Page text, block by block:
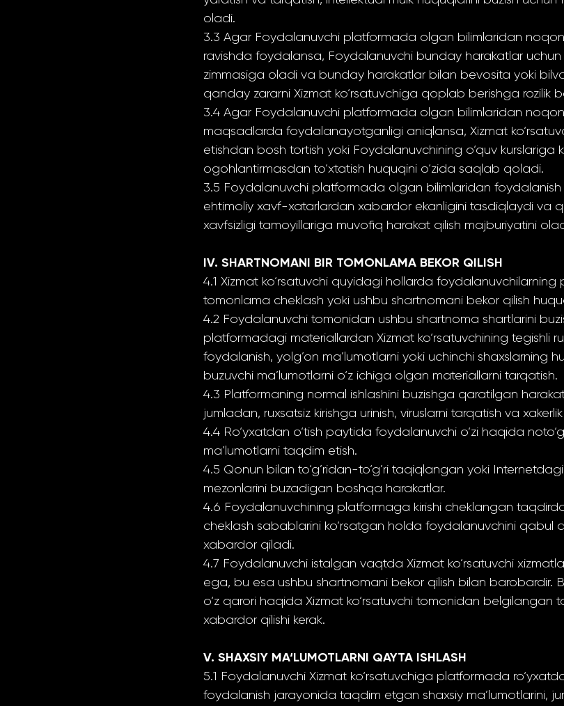
oladi.
3.3 Agar Foydalanuvchi platformada olgan bilimlaridan
ravishda foydalansa, Foydalanuvchi bunday harakatlar uchun
zimmasiga oladi va bunday harakatlar bilan bevosita yoki
qanday zararni Xizmat ko‘rsatuvchiga qoplab berishga rozilik
3.4 Agar Foydalanuvchi platformada olgan bilimlaridan
maqsadlarda foydalanayotganligi aniqlansa, Xizmat
etishdan bosh tortish yoki Foydalanuvchining o‘quv kurslariga
ogohlantirmasdan to‘xtatish huquqini o‘zida saqlab qoladi.
3.5 Foydalanuvchi platformada olgan bilimlaridan
ehtimoliy xavf-xatarlardan xabardor ekanligini tasdiqlaydi va
xavfsizligi tamoyillariga muvofiq harakat qilish majburiyatini
IV. SHARTNOMANI BIR TOMONLAMA BEKOR QILISH
4.1 Xizmat ko‘rsatuvchi quyidagi hollarda foydalanuvchilarning
tomonlama cheklash yoki ushbu shartnomani bekor qilish
4.2 Foydalanuvchi tomonidan ushbu shartnoma shartlarini
platformadagi materiallardan Xizmat ko‘rsatuvchining tegishli
foydalanish, yolg’on ma’lumotlarni yoki uchinchi shaxslarning
buzuvchi ma’lumotlarni o‘z ichiga olgan materiallarni tarqatish.
4.3 Platformaning normal ishlashini buzishga qaratilgan
jumladan, ruxsatsiz kirishga urinish, viruslarni tarqatish va
4.4 Ro‘yxatdan o‘tish paytida foydalanuvchi o‘zi haqida
ma’lumotlarni taqdim etish.
4.5 Qonun bilan to‘g’ridan-to‘g’ri taqiqlangan yoki
mezonlarini buzadigan boshqa harakatlar.
4.6 Foydalanuvchining platformaga kirishi cheklangan
cheklash sabablarini ko‘rsatgan holda foydalanuvchini qabul
xabardor qiladi.
4.7 Foydalanuvchi istalgan vaqtda Xizmat ko‘rsatuvchi
ega, bu esa ushbu shartnomani bekor qilish bilan barobardir.
o‘z qarori haqida Xizmat ko‘rsatuvchi tomonidan belgilangan
xabardor qilishi kerak.
V. SHAXSIY MA‘LUMOTLARNI QAYTA ISHLASH
5.1 Foydalanuvchi Xizmat ko‘rsatuvchiga platformada
foydalanish jarayonida taqdim etgan shaxsiy ma’lumotlarini,